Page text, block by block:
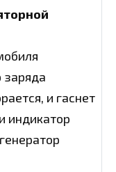
заряда
и гаснет
индикатор